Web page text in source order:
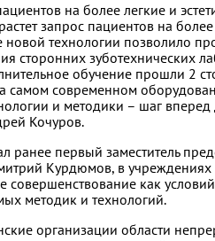
на более легкие и
запрос пациентов на
технологии позволило
сторонних зуботехнических
обучение прошли 2
самом современном
и методики – шаг
Кочуров.
ранее первый заместитель
Курдюмов, в
совершенствование как
методик и технологий.
организации области